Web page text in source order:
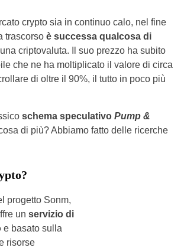
crypto sia in continuo calo, nel fine
trascorso è successa qualcosa di
criptovaluta. Il suo prezzo ha subito
che ne ha moltiplicato il valore di circa
di oltre il 90%, il tutto in poco più
schema speculativo Pump &
di più? Abbiamo fatto delle ricerche
progetto Sonm,
un servizio di
e basato sulla
risorse